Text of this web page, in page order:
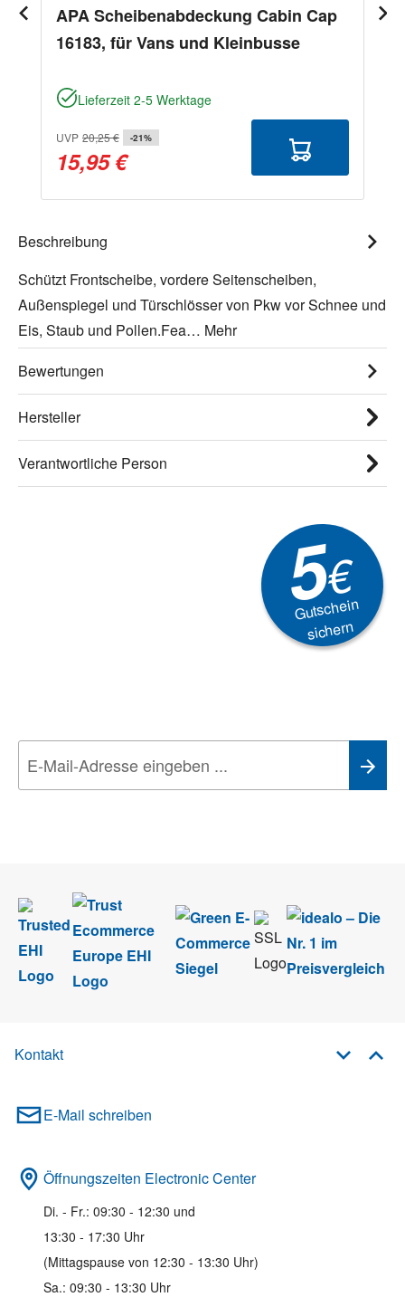
APA Scheibenabdeckung Cabin Cap
16183, für Vans und Kleinbusse
Lieferzeit 2-5 Werktage
UVP 20,25 € -21%
15,95 €
Beschreibung
Schützt Frontscheibe, vordere Seitenscheiben,
Außenspiegel und Türschlösser von Pkw vor Schnee und
Eis, Staub und Pollen.Fea… Mehr
Bewertungen
Hersteller
Verantwortliche Person
5€
Gutschein
sichern
Kontakt
E-Mail schreiben
Öffnungszeiten Electronic Center
Di. - Fr.: 09:30 - 12:30 und
13:30 - 17:30 Uhr
(Mittagspause von 12:30 - 13:30 Uhr)
Sa.: 09:30 - 13:30 Uhr